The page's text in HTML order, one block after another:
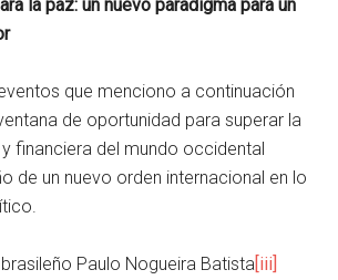
la paz: un nuevo paradigma para un
que menciono a continuación
de oportunidad para superar la
financiera del mundo occidental
de un nuevo orden internacional en lo
Paulo Nogueira Batista[iii]